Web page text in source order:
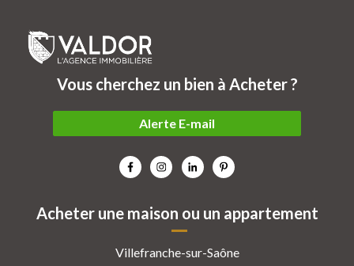
Acheter une maison ou un appartement
Villefranche-sur-Saône
Vous cherchez un bien à Acheter ?
Alerte E-mail